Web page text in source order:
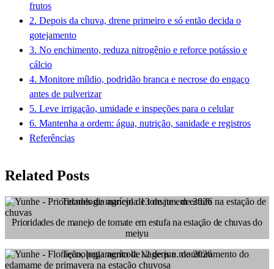
frutos
2. Depois da chuva, drene primeiro e só então decida o
gotejamento
3. No enchimento, reduza nitrogênio e reforce potássio e
cálcio
4. Monitore míldio, podridão branca e necrose do engaço
antes de pulverizar
5. Leve irrigação, umidade e inspeções para o celular
6. Mantenha a ordem: água, nutrição, sanidade e registros
Referências
Related Posts
Tecnologia agrícola 13 de jun. de 2026
Prioridades de manejo de tomate em estufa na estação de chuvas do
meiyu
Tecnologia agrícola 12 de jun. de 2026